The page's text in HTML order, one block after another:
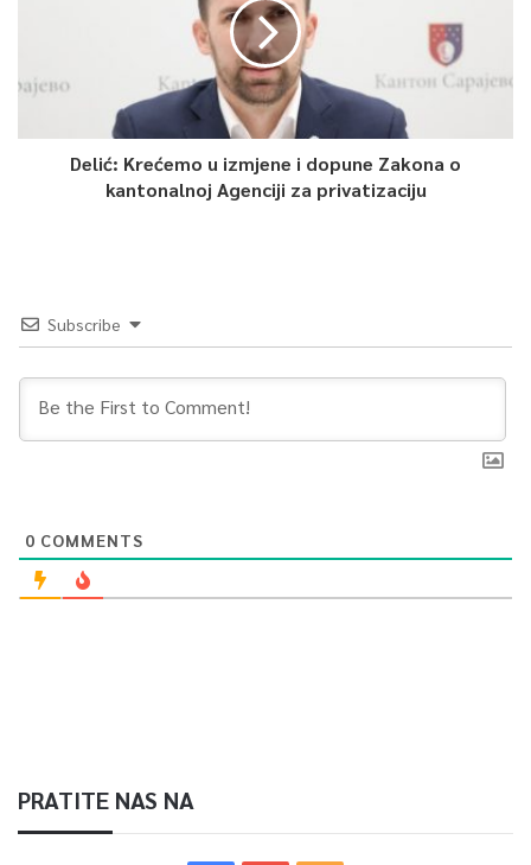
Delić: Krećemo u izmjene i dopune Zakona o
kantonalnoj Agenciji za privatizaciju
Subscribe
0 COMMENTS
PRATITE NAS NA